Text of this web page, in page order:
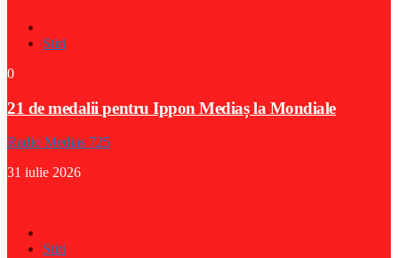
Stiri
0
21 de medalii pentru Ippon Mediaș la Mondiale
Radio Medias 725
31 iulie 2026
Stiri